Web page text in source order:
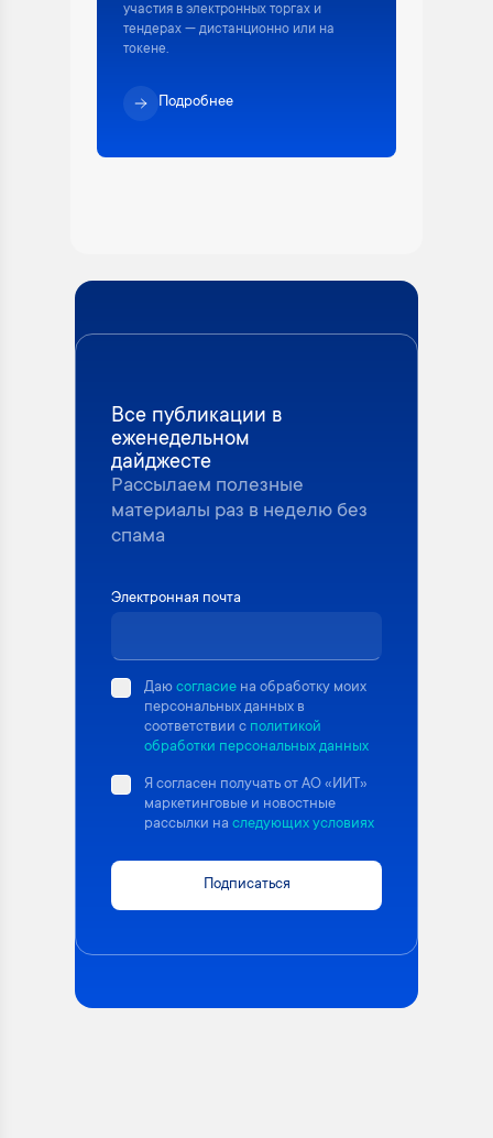
участия в электронных торгах и
тендерах — дистанционно или на
токене.
Подробнее
Все публикации в
еженедельном
дайджесте
Рассылаем полезные
материалы раз в неделю без
спама
Электронная почта
Даюсогласие на обработку моих
персональных данных в
соответствии с политикой
обработки персональных данных
Я согласен получать от АО «ИИТ»
маркетинговые и новостные
рассылки на следующих условиях
Подписаться